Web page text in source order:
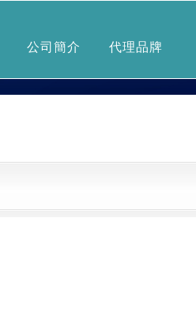
公司簡介 代理品牌